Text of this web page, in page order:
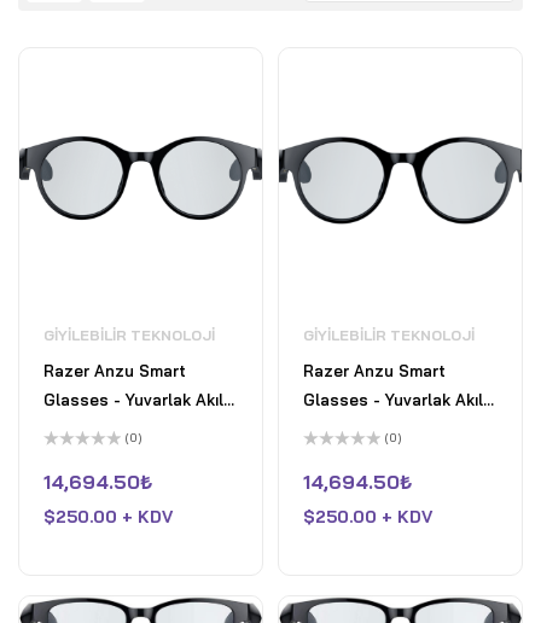
GIYILEBILIR TEKNOLOJI
Razer Anzu Smart
Glasses - Yuvarlak Akıllı
Gözlük-(Large)
üzerinden
0
aldı
(0)
14,694.50₺
$250.00 + KDV
GIYILEBILIR TEKNOLOJI
Razer Anzu Smart
Glasses - Yuvarlak Akıllı
Gözlük-(Small/Medıum)
üzerinden
0
aldı
(0)
14,694.50₺
$250.00 + KDV